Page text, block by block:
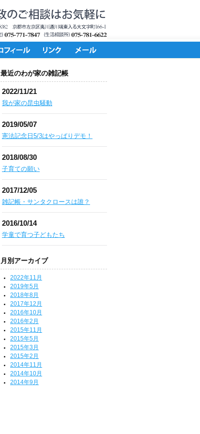
最近のわが家の雑記帳
2022/11/21
我が家の昆虫騒動
2019/05/07
憲法記念日5/3はやっぱりデモ！
2018/08/30
子育ての願い
2017/12/05
雑記帳・サンタクロースは誰？
2016/10/14
学童で育つ子どもたち
月別アーカイブ
2022年11月
2019年5月
2018年8月
2017年12月
2016年10月
2016年2月
2015年11月
2015年5月
2015年3月
2015年2月
2014年11月
2014年10月
2014年9月